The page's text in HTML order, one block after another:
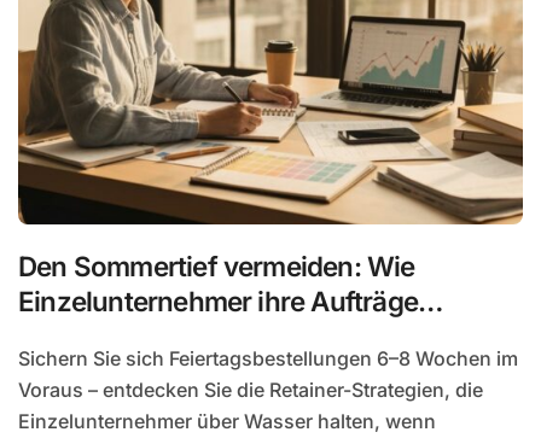
Den Sommertief vermeiden: Wie
Einzelunternehmer ihre Aufträge
Sichern Sie sich Feiertagsbestellungen 6–8 Wochen im
Voraus – entdecken Sie die Retainer-Strategien, die
Einzelunternehmer über Wasser halten, wenn